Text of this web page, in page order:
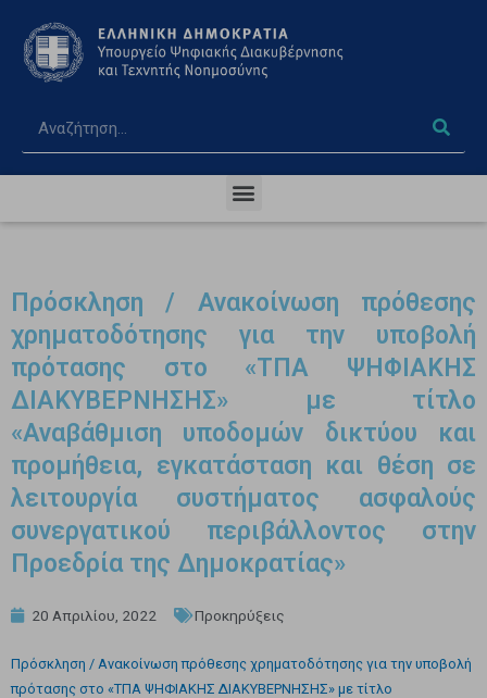
Πρόσκληση / Ανακοίνωση πρόθεσης
χρηματοδότησης για την υποβολή
πρότασης στο «ΤΠΑ ΨΗΦΙΑΚΗΣ
ΔΙΑΚΥΒΕΡΝΗΣΗΣ» με τίτλο
«Αναβάθμιση υποδομών δικτύου και
προμήθεια, εγκατάσταση και θέση σε
λειτουργία συστήματος ασφαλούς
συνεργατικού περιβάλλοντος στην
Προεδρία της Δημοκρατίας»
20 Απριλίου, 2022 Προκηρύξεις
Πρόσκληση / Ανακοίνωση πρόθεσης χρηματοδότησης για την υποβολή
πρότασης στο «ΤΠΑ ΨΗΦΙΑΚΗΣ ΔΙΑΚΥΒΕΡΝΗΣΗΣ» με τίτλο